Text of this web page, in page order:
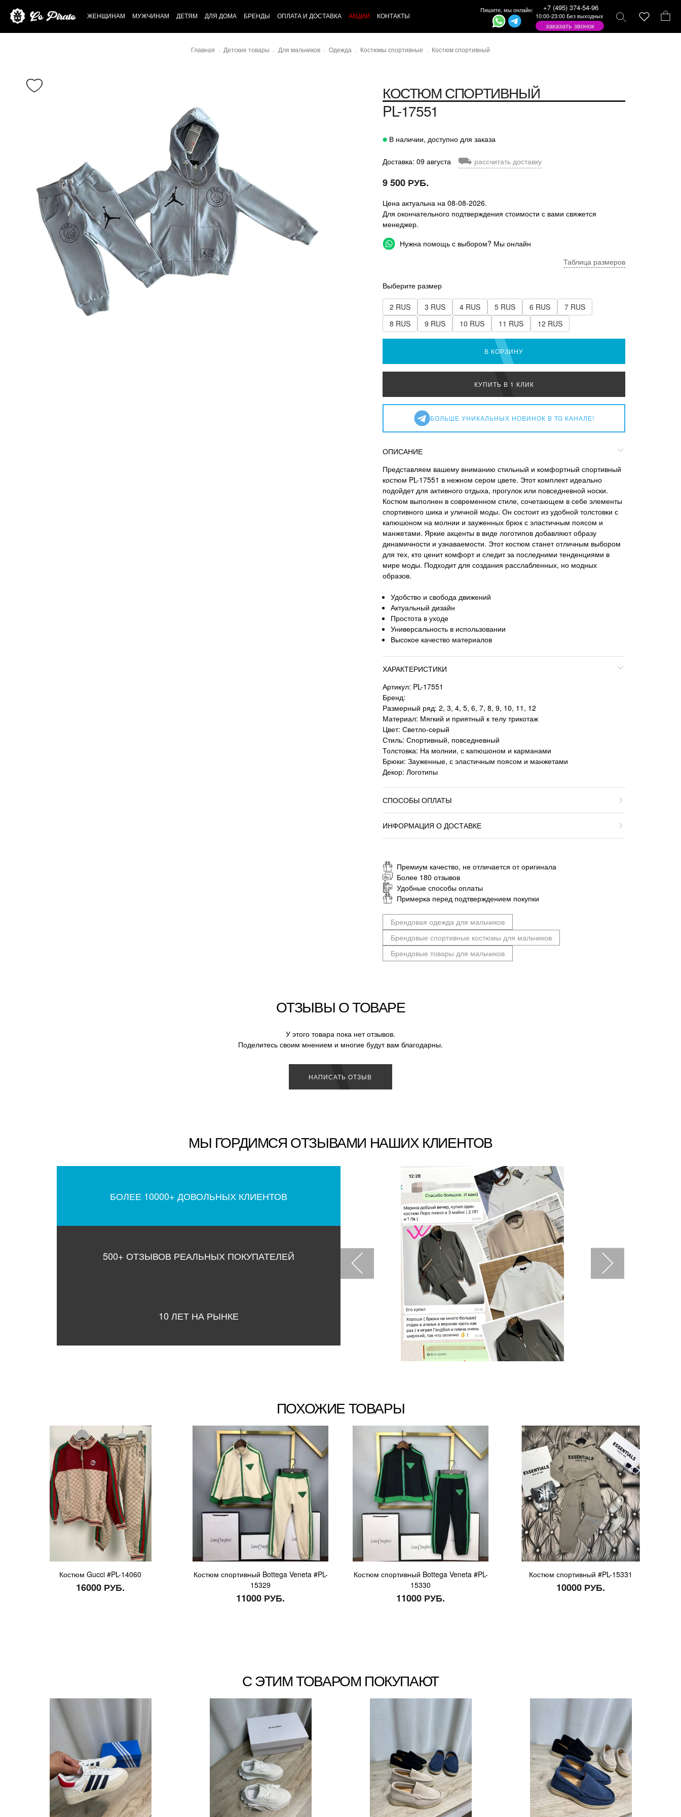
ЖЕНЩИНАМ МУЖЧИНАМ ДЕТЯМ ДЛЯ ДОМА БРЕНДЫ ОПЛАТА И ДОСТАВКА АКЦИИ КОНТАКТЫ
Пишите, мы онлайн: +7 (495) 374-54-96
10:00-23:00 Без выходных
заказать звонок
Главная Детские товары Для мальчиков Одежда Костюмы спортивные Костюм спортивный
КОСТЮМ СПОРТИВНЫЙ
PL-17551
В наличии, доступно для заказа
Доставка: 09 августа ⛟ рассчитать доставку
9 500 РУБ.
Цена актуальна на 08-08-2026.
Для окончательного подтверждения стоимости с вами свяжется
менеджер.
Нужна помощь с выбором? Мы онлайн
Таблица размеров
Выберите размер
2 RUS 3 RUS 4 RUS 5 RUS 6 RUS
7 RUS
8 RUS
9 RUS 10 RUS 11 RUS 12 RUS
В КОРЗИНУ
КУПИТЬ В 1 КЛИК
БОЛЬШЕ УНИКАЛЬНЫХ НОВИНОК В TG КАНАЛЕ!
ОПИСАНИЕ
Представляем вашему вниманию стильный и комфортный спортивный
костюм PL-17551 в нежном сером цвете. Этот комплект идеально
подойдет для активного отдыха, прогулок или повседневной носки.
Костюм выполнен в современном стиле, сочетающем в себе элементы
спортивного шика и уличной моды. Он состоит из удобной толстовки с
капюшоном на молнии и зауженных брюк с эластичным поясом и
манжетами. Яркие акценты в виде логотипов добавляют образу
динамичности и узнаваемости. Этот костюм станет отличным выбором
для тех, кто ценит комфорт и следит за последними тенденциями в
мире моды. Подходит для создания расслабленных, но модных
образов.
Удобство и свобода движений
Актуальный дизайн
Простота в уходе
Универсальность в использовании
Высокое качество материалов
ХАРАКТЕРИСТИКИ
Артикул: PL-17551
Бренд:
Размерный ряд: 2, 3, 4, 5, 6, 7, 8, 9, 10, 11, 12
Материал: Мягкий и приятный к телу трикотаж
Цвет: Светло-серый
Стиль: Спортивный, повседневный
Толстовка: На молнии, с капюшоном и карманами
Брюки: Зауженные, с эластичным поясом и манжетами
Декор: Логотипы
СПОСОБЫ ОПЛАТЫ
ИНФОРМАЦИЯ О ДОСТАВКЕ
Премиум качество, не отличается от оригинала
Более 180 отзывов
Удобные способы оплаты
Примерка перед подтверждением покупки
Брендовая одежда для мальчиков
Брендовые спортивные костюмы для мальчиков
Брендовые товары для мальчиков
ОТЗЫВЫ О ТОВАРЕ
У этого товара пока нет отзывов.
Поделитесь своим мнением и многие будут вам благодарны.
НАПИСАТЬ ОТЗЫВ
МЫ ГОРДИМСЯ ОТЗЫВАМИ НАШИХ КЛИЕНТОВ
БОЛЕЕ 10000+ ДОВОЛЬНЫХ КЛИЕНТОВ
500+ ОТЗЫВОВ РЕАЛЬНЫХ ПОКУПАТЕЛЕЙ
10 ЛЕТ НА РЫНКЕ
ПОХОЖИЕ ТОВАРЫ
Костюм Gucci #PL-14060
16000 РУБ.
Костюм спортивный Bottega Veneta #PL-
15329
11000 РУБ.
Костюм спортивный Bottega Veneta #PL-
15330
11000 РУБ.
Костюм спортивный #PL-15331
10000 РУБ.
С ЭТИМ ТОВАРОМ ПОКУПАЮТ